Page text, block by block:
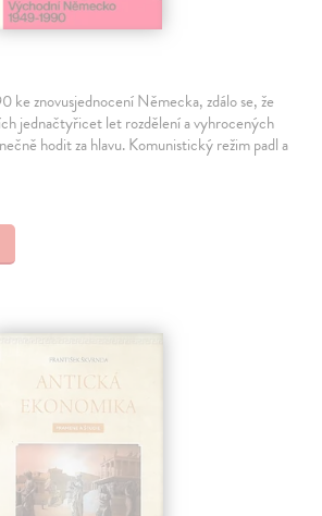
ke znovusjednocení Německa, zdálo se, že
jednačtyřicet let rozdělení a vyhrocených
hodit za hlavu. Komunistický režim padl a